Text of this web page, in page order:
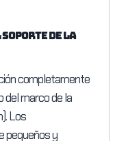
de la
completamente
del marco de la
Los
pequeños y